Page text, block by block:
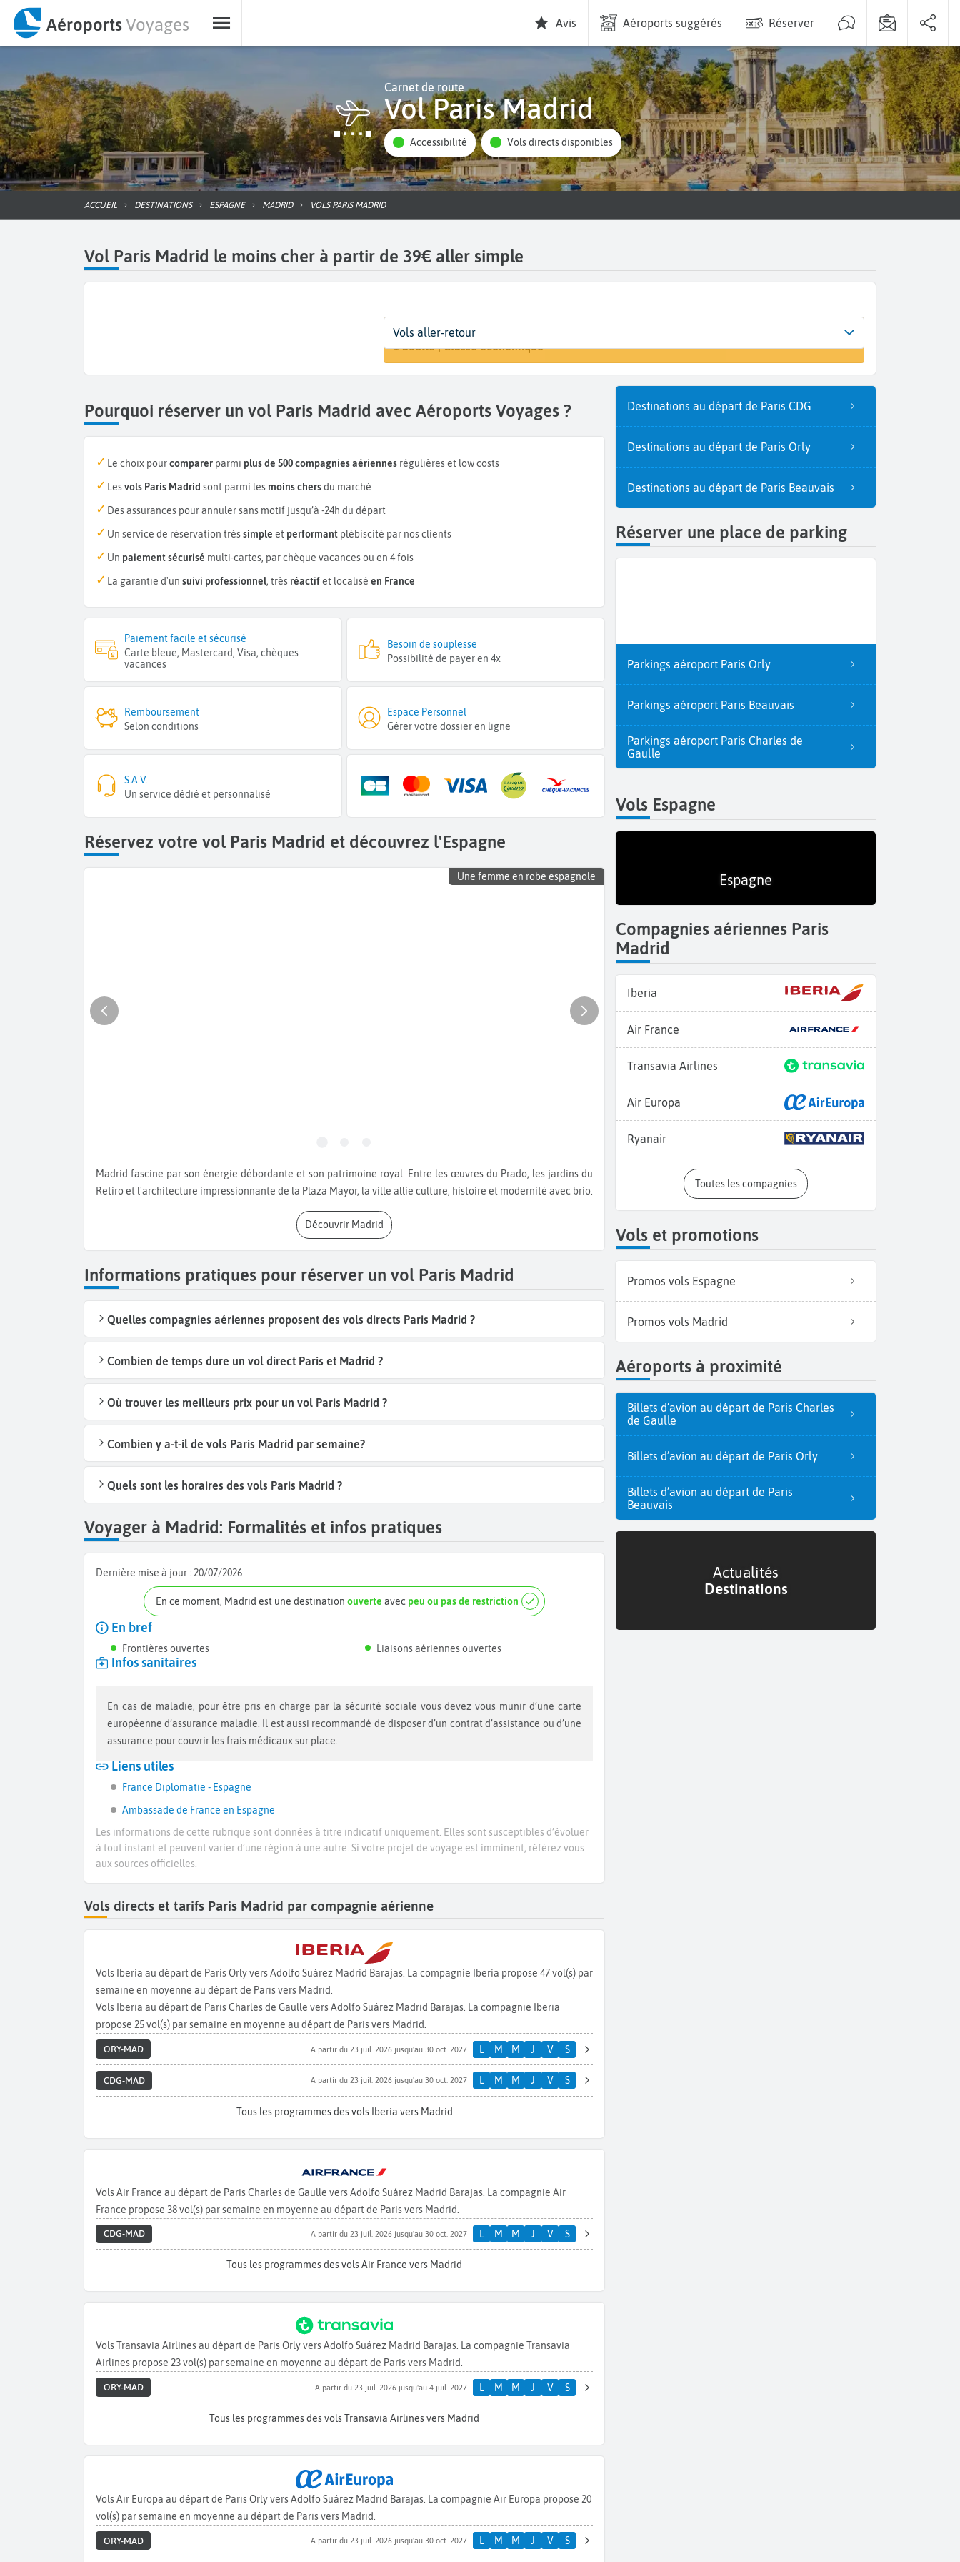
AéroportsVoyages Avis Aéroports suggérés Réserver
Carnet de route
Vol Paris Madrid
Accessibilité Vols directs disponibles
ACCUEIL DESTINATIONS ESPAGNE MADRID VOLS PARIS MADRID
Vol Paris Madrid le moins cher à partir de 39€ aller simple
Départ
Paris (PAR) Madrid (MAD)
Dates
Dates de votre voyage
Voyageurs | Classe
1 adulte | Classe économique
Vols aller-retour
Pourquoi réserver un vol Paris Madrid avec Aéroports Voyages ?
Le choix pourcomparer parmi plus de 500 compagnies aériennes régulières et low costs
Lesvols Paris Madrid sont parmi les moins chersdu marché
Des assurances pour annuler sans motif jusqu’à -24h du départ
Un service de réservation trèssimple et performant plébiscité par nos clients
Un paiement sécurisé multi-cartes, par chèque vacances ou en 4 fois
La garantie d'un suivi professionnel, très réactifet localisé en France
Paiement facile et sécurisé
Carte bleue, Mastercard, Visa, chèques
vacances
Besoin de souplesse
Possibilité de payer en 4x
Remboursement
Selon conditions
Espace Personnel
Gérer votre dossier en ligne
S.A.V.
Un service dédié et personnalisé
Réservez votre vol Paris Madrid et découvrez l'Espagne
Une femme en robe espagnole
Madrid fascine par son énergie débordante et son patrimoine royal. Entre les œuvres du Prado, les jardins du
Retiro et l'architecture impressionnante de la Plaza Mayor, la ville allie culture, histoire et modernité avec brio.
Découvrir Madrid
Informations pratiques pour réserver un vol Paris Madrid
Quelles compagnies aériennes proposent des vols directs Paris Madrid ?
Combien de temps dure un vol direct Paris et Madrid ?
Où trouver les meilleurs prix pour un vol Paris Madrid ?
Combien y a-t-il de vols Paris Madrid par semaine?
Quels sont les horaires des vols Paris Madrid ?
Voyager à Madrid: Formalités et infos pratiques
Dernière mise à jour : 20/07/2026
En ce moment, Madrid est une destination ouverte avec peu ou pas de restriction
En bref
Frontières ouvertes Liaisons aériennes ouvertes
Infos sanitaires
En cas de maladie, pour être pris en charge par la sécurité sociale vous devez vous munir d’une carte
européenne d’assurance maladie. Il est aussi recommandé de disposer d’un contrat d’assistance ou d’une
assurance pour couvrir les frais médicaux sur place.
Liens utiles
France Diplomatie - Espagne
Ambassade de France en Espagne
Les informations de cette rubrique sont données à titre indicatif uniquement. Elles sont susceptibles d’évoluer
à tout instant et peuvent varier d’une région à une autre. Si votre projet de voyage est imminent, référez vous
aux sources officielles.
Vols directs et tarifs Paris Madrid par compagnie aérienne
Vols Iberia au départ de Paris Orly vers Adolfo Suárez Madrid Barajas. La compagnie Iberia propose 47 vol(s) par
semaine en moyenne au départ de Paris vers Madrid.
Vols Iberia au départ de Paris Charles de Gaulle vers Adolfo Suárez Madrid Barajas. La compagnie Iberia
propose 25 vol(s) par semaine en moyenne au départ de Paris vers Madrid.
ORY-MAD A partir du 23 juil. 2026 jusqu'au 30 oct. 2027 L M M J V S
CDG-MAD A partir du 23 juil. 2026 jusqu'au 30 oct. 2027 L M M J V S
Tous les programmes des vols Iberia vers Madrid
Vols Air France au départ de Paris Charles de Gaulle vers Adolfo Suárez Madrid Barajas. La compagnie Air
France propose 38 vol(s) par semaine en moyenne au départ de Paris vers Madrid.
CDG-MAD A partir du 23 juil. 2026 jusqu'au 30 oct. 2027 L M M J V S
Tous les programmes des vols Air France vers Madrid
Vols Transavia Airlines au départ de Paris Orly vers Adolfo Suárez Madrid Barajas. La compagnie Transavia
Airlines propose 23 vol(s) par semaine en moyenne au départ de Paris vers Madrid.
ORY-MAD A partir du 23 juil. 2026 jusqu'au 4 juil. 2027 L M M J V S
Tous les programmes des vols Transavia Airlines vers Madrid
Vols Air Europa au départ de Paris Orly vers Adolfo Suárez Madrid Barajas. La compagnie Air Europa propose 20
vol(s) par semaine en moyenne au départ de Paris vers Madrid.
ORY-MAD A partir du 23 juil. 2026 jusqu'au 30 oct. 2027 L M M J V S
Destinations au départ de Paris CDG
Destinations au départ de Paris Orly
Destinations au départ de Paris Beauvais
Réserver une place de parking
Parkings aéroport Paris Orly
Parkings aéroport Paris Beauvais
Parkings aéroport Paris Charles de
Gaulle
Vols Espagne
Espagne
Compagnies aériennes Paris
Madrid
Iberia
Air France
Transavia Airlines
Air Europa
Ryanair
Toutes les compagnies
Vols et promotions
Promos vols Espagne
Promos vols Madrid
Aéroports à proximité
Billets d’avion au départ de Paris Charles
de Gaulle
Billets d’avion au départ de Paris Orly
Billets d’avion au départ de Paris
Beauvais
Actualités
Destinations